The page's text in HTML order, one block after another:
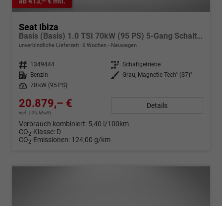
Seat Ibiza
Basis (Basis) 1.0 TSI 70kW (95 PS) 5-Gang Schaltgetriebe
unverbindliche Lieferzeit: 6 Wochen Neuwagen
Fahrzeugnr. 1349444 Getriebe Schaltgetriebe
Kraftstoff
Benzin Außenfarbe
Grau, Magnetic Tech" (S7)"
Leistung
70 kW (95 PS)
20.879,– €
incl. 19% MwSt.
Details
Verbrauch kombiniert: 5,40 l/100km
CO2-Klasse: D
CO2-Emissionen: 124,00 g/km